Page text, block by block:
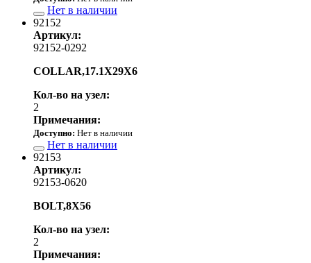
Нет в наличии
92152
Артикул:
92152-0292
COLLAR,17.1X29X6
Кол-во на узел:
2
Примечания:
Доступно: Нет в наличии
Нет в наличии
92153
Артикул:
92153-0620
BOLT,8X56
Кол-во на узел:
2
Примечания: